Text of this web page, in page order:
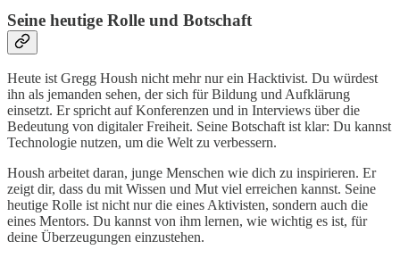
Seine heutige Rolle und Botschaft
Heute ist Gregg Housh nicht mehr nur ein Hacktivist. Du würdest
ihn als jemanden sehen, der sich für Bildung und Aufklärung
einsetzt. Er spricht auf Konferenzen und in Interviews über die
Bedeutung von digitaler Freiheit. Seine Botschaft ist klar: Du kannst
Technologie nutzen, um die Welt zu verbessern.
Housh arbeitet daran, junge Menschen wie dich zu inspirieren. Er
zeigt dir, dass du mit Wissen und Mut viel erreichen kannst. Seine
heutige Rolle ist nicht nur die eines Aktivisten, sondern auch die
eines Mentors. Du kannst von ihm lernen, wie wichtig es ist, für
deine Überzeugungen einzustehen.